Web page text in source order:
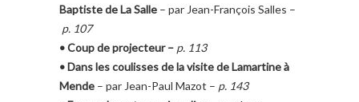
Baptiste de La Salle – par Jean-François Salles –
p. 107
• Coup de projecteur – p. 113
• Dans les coulisses de la visite de Lamartine à
Mende – par Jean-Paul Mazot – p. 143